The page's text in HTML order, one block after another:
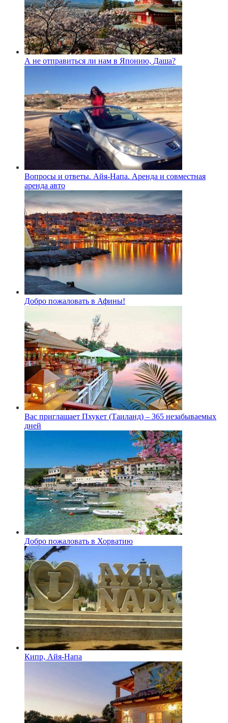
А не отправиться ли нам в Японию, Даша?
Вопросы и ответы. Айя-Напа. Аренда и совместная
аренда авто
Добро пожаловать в Афины!
Вас приглашает Пхукет (Таиланд) – 365 незабываемых
дней
Добро пожаловать в Хорватию
Кипр, Айя-Напа